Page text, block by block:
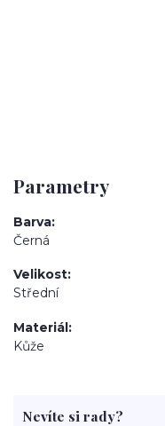
Parametry
Barva
Černá
Velikost
Střední
Materiál
Kůže
Nevíte si rady?